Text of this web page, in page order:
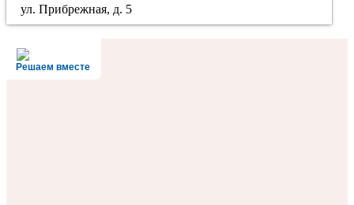
ул. Прибрежная, д. 5
Решаем вместе